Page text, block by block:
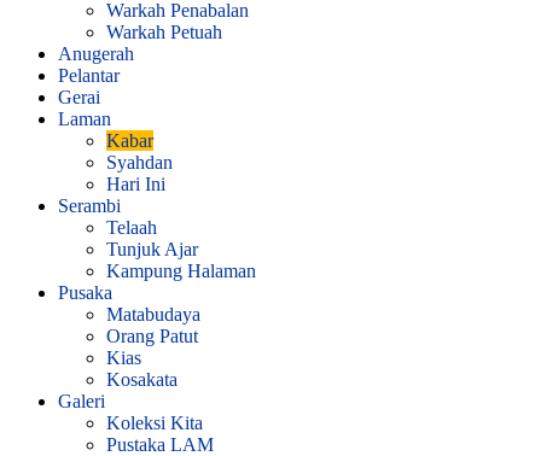
Warkah Penabalan
Warkah Petuah
Anugerah
Pelantar
Gerai
Laman
Kabar
Syahdan
Hari Ini
Serambi
Telaah
Tunjuk Ajar
Kampung Halaman
Pusaka
Matabudaya
Orang Patut
Kias
Kosakata
Galeri
Koleksi Kita
Pustaka LAM